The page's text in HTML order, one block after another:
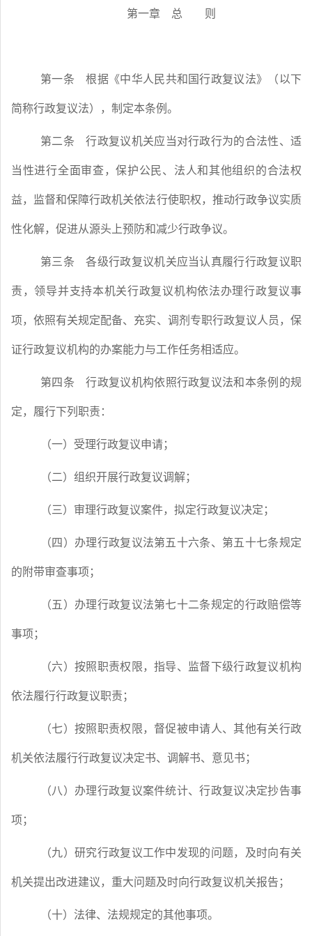
第一章 总 则
第一条 根据《中华人民共和国行政复议法》（以下
简称行政复议法），制定本条例。
第二条 行政复议机关应当对行政行为的合法性、适
当性进行全面审查，保护公民、法人和其他组织的合法权
益，监督和保障行政机关依法行使职权，推动行政争议实质
性化解，促进从源头上预防和减少行政争议。
第三条 各级行政复议机关应当认真履行行政复议职
责，领导并支持本机关行政复议机构依法办理行政复议事
项，依照有关规定配备、充实、调剂专职行政复议人员，保
证行政复议机构的办案能力与工作任务相适应。
第四条 行政复议机构依照行政复议法和本条例的规
定，履行下列职责：
（一）受理行政复议申请；
（二）组织开展行政复议调解；
（三）审理行政复议案件，拟定行政复议决定；
（四）办理行政复议法第五十六条、第五十七条规定
的附带审查事项；
（五）办理行政复议法第七十二条规定的行政赔偿等
事项；
（六）按照职责权限，指导、监督下级行政复议机构
依法履行行政复议职责；
（七）按照职责权限，督促被申请人、其他有关行政
机关依法履行行政复议决定书、调解书、意见书；
（八）办理行政复议案件统计、行政复议决定抄告事
项；
（九）研究行政复议工作中发现的问题，及时向有关
机关提出改进建议，重大问题及时向行政复议机关报告；
（十）法律、法规规定的其他事项。